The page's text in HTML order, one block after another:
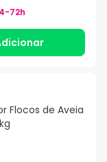
72h
Flocos de Aveia